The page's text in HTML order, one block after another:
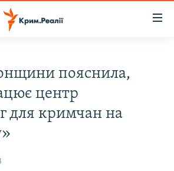
пояснила,
центр
для кримчан на